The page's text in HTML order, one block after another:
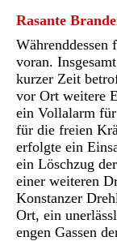
Rasante
Währenddessen
voran.
kurzer Zeit
vor Ort weitere
ein Vollalarm
für die freien
erfolgte ein
ein Löschzug
einer weiteren
Konstanzer
Ort, ein
engen Gassen